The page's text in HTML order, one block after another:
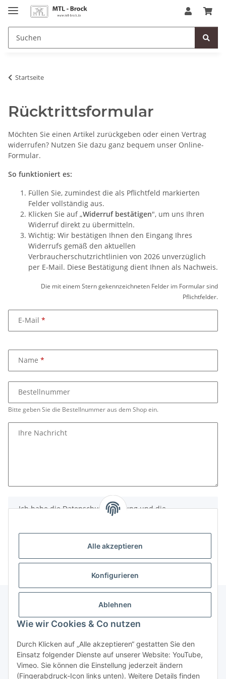
Alle akzeptieren
Konfigurieren
Ablehnen
Wie wir Cookies & Co nutzen
Durch Klicken auf „Alle akzeptieren“ gestatten Sie den
Einsatz folgender Dienste auf unserer Website: YouTube,
Vimeo. Sie können die Einstellung jederzeit ändern
(Fingerabdruck-Icon links unten). Weitere Details finden
Startseite
Rücktrittsformular
Möchten Sie einen Artikel zurückgeben oder einen Vertrag
widerrufen? Nutzen Sie dazu ganz bequem unser Online-
Formular.
So funktioniert es:
Füllen Sie, zumindest die als Pflichtfeld markierten
Felder vollständig aus.
Klicken Sie auf „Widerruf bestätigen", um uns Ihren
Widerruf direkt zu übermitteln.
Wichtig: Wir bestätigen Ihnen den Eingang Ihres
Widerrufs gemäß den aktuellen
Verbraucherschutzrichtlinien von 2026 unverzüglich
per E-Mail. Diese Bestätigung dient Ihnen als Nachweis.
Die mit einem Stern gekennzeichneten Felder im Formular sind
Pflichtfelder.
E-Mail
Name
Bitte geben Sie die Bestellnummer aus dem Shop ein.
Bestellnummer
Ihre Nachricht
Ich habe dieDatenschutzerklärungund die
zur Kenntnis genommen.
Widerruf bestätigen
Informationen
Gesetzliche Informationen